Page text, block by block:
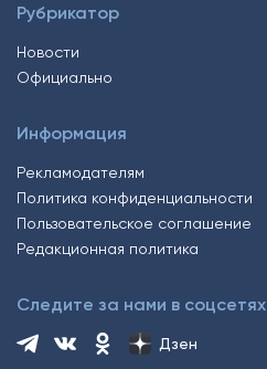
Рубрикатор
Новости
Официально
Информация
Рекламодателям
Политика конфиденциальности
Пользовательское соглашение
Редакционная политика
Следите за нами в соцсетях
Дзен